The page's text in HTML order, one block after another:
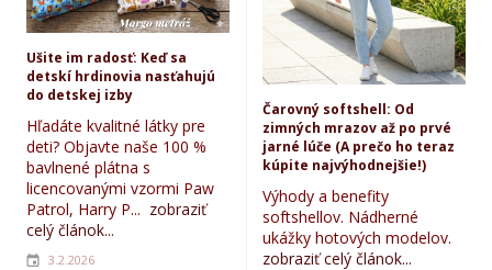
Ušite im radosť: Keď sa
detskí hrdinovia nasťahujú
do detskej izby
Hľadáte kvalitné látky pre
deti? Objavte naše 100 %
bavlnené plátna s
licencovanými vzormi Paw
Patrol, Harry P... zobraziť
celý článok...
3.2.2026
Čarovný softshell: Od
zimných mrazov až po prvé
jarné lúče (A prečo ho teraz
kúpite najvýhodnejšie!)
Výhody a benefity
softshellov. Nádherné
ukážky hotových modelov.
zobraziť celý článok...